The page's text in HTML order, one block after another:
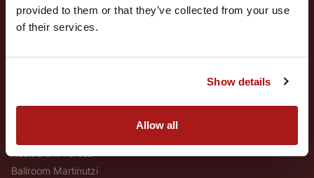
provided to them or that they’ve collected from your use
of their services.
Show details
Allow all
În umbra ruinelor Castelului Martinutzi, Domeniile Martinutzi sunt locul
Servicii
Restaurant Teresa
Ballroom Martinutzi
Oktoberfest 2026